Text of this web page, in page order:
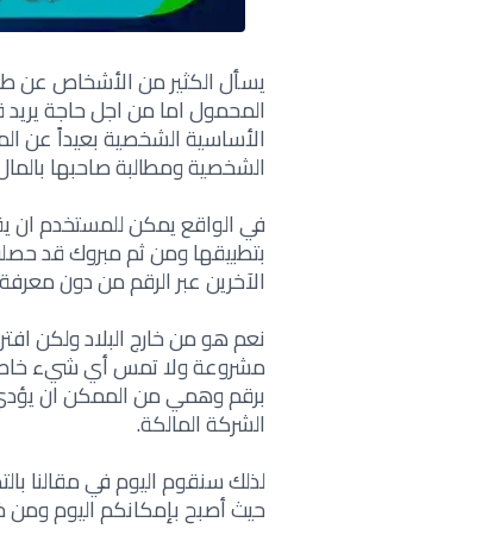
يسأل الكثير من الأشخاص عن
المحمول اما من اجل حاجة
الأساسية الشخصية بعيداً عن
الشخصية ومطالبة صاحبها
في الواقع يمكن للمستخدم
بتطبيقها ومن ثم مبروك قد
الآخرين عبر الرقم من دون
نعم هو من خارج البلاد ولكن
مشروعة ولا تمس أي شيء خاص
برقم وهمي من الممكن ان يؤدي
الشركة المالكة.
لذلك سنقوم اليوم في مقالنا
حيث أصبح بإمكانكم اليوم